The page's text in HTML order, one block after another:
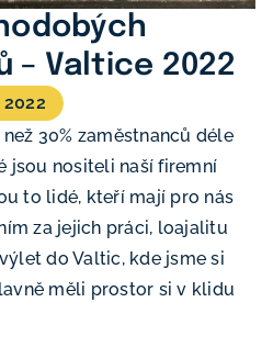
– Valtice 2022
2022
30% zaměstnanců déle
jsou nositeli naší firemní
to lidé, kteří mají pro nás
za jejich práci, loajalitu
do Valtic, kde jsme si
měli prostor si v klidu